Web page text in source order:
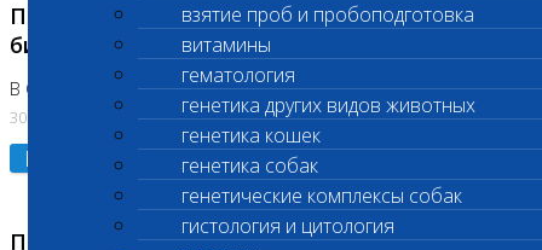
взятие проб и пробоподготовка
витамины
гематология
генетика других видов животных
генетика кошек
генетика собак
генетические комплексы собак
гистология и цитология
Приостановлено выполнение срочных
биохимических исследований
В Сколково. Код (123,309,310)
30.07.2026
Подробнее
Приостановлено выполнение срочных